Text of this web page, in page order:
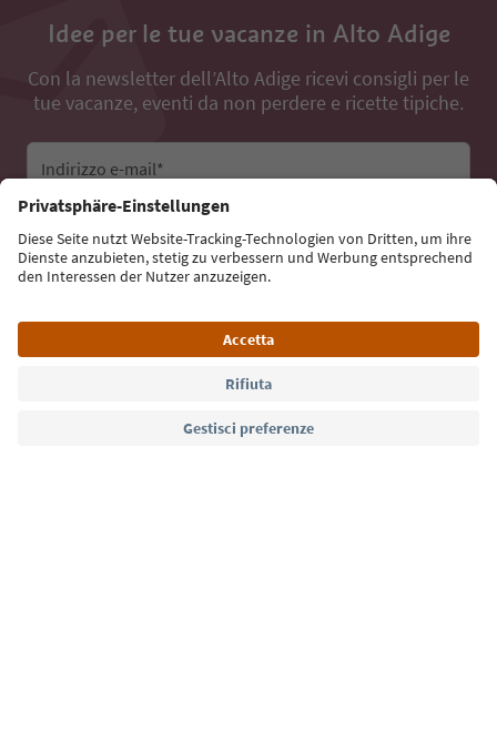
Idee per le tue vacanze in Alto Adige
Con la newsletter dell’Alto Adige ricevi consigli per le
tue vacanze, eventi da non perdere e ricette tipiche.
Indirizzo e-mail*
Iscriviti alla newsletter